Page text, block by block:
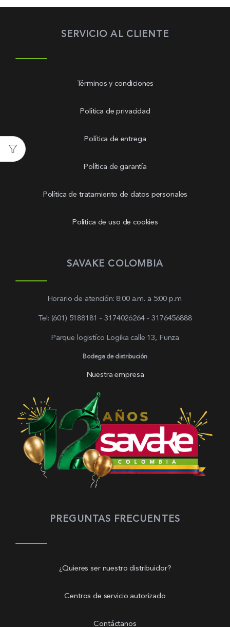
SERVICIO AL CLIENTE
Términos y condiciones
Política de privacidad
Política de entrega
Política de garantía
Política de tratamiento de datos personales
Politica de uso de cookies
SAVAKE COLOMBIA
Horario de atención: 8:00 a.m. a 5:00 p.m.
Tel: (601) 5188181 - 3174026264 - 3176456888
Parque logistíco Logika calle 13, Funza
Bodega de distribución
Nuestra empresa
PREGUNTAS FRECUENTES
¿Quieres ser nuestro distribuidor?
Centros de servicio autorizado
Contáctanos